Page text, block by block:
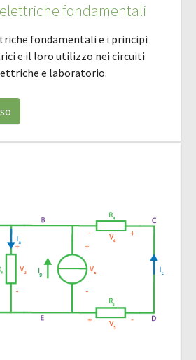
fondamentali
fondamentali e i principi
e il loro utilizzo nei circuiti
e laboratorio.